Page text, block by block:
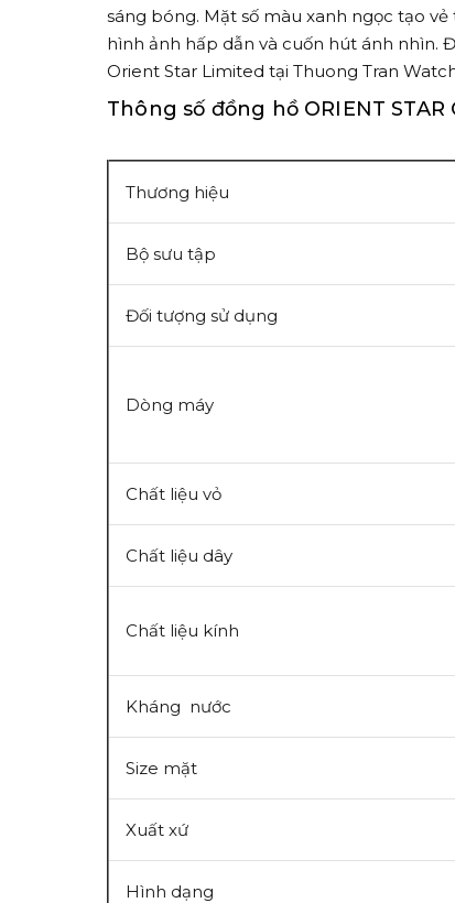
sáng bóng. Mặt số màu xanh ngọc tạo
hình ảnh hấp dẫn và cuốn hút ánh nhìn.
Orient Star Limited tại Thuong Tran
Thông số đồng hồ ORIENT STAR
Thương hiệu
Bộ sưu tập
Đối tượng sử dụng
Dòng máy
Chất liệu vỏ
Chất liệu dây
Chất liệu kính
Kháng nước
Size mặt
Xuất xứ
Hình dạng